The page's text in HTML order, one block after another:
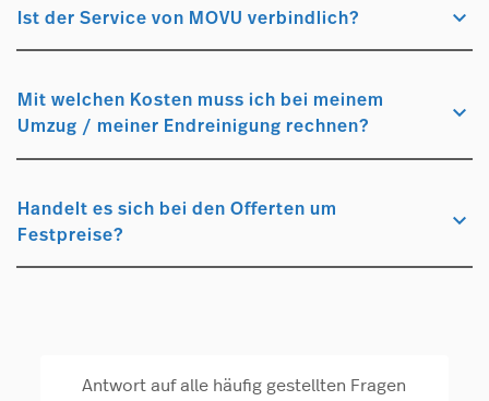
Ist der Service von MOVU verbindlich? keyboard_arrow_down
Mit welchen Kosten muss ich bei meinem
Umzug / meiner Endreinigung rechnen?
keyboard_arrow_down
Handelt es sich bei den Offerten um
Festpreise?
keyboard_arrow_down
Antwort auf alle häufig gestellten Fragen